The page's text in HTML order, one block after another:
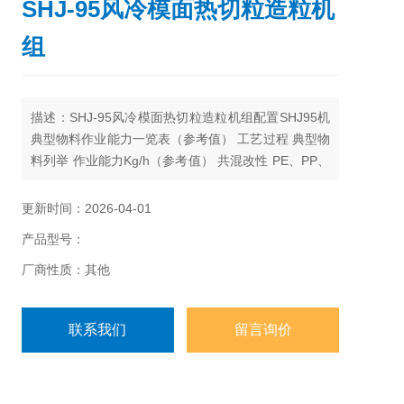
SHJ-95风冷模面热切粒造粒机
组
描述：SHJ-95风冷模面热切粒造粒机组配置SHJ95机
典型物料作业能力一览表（参考值） 工艺过程 典型物
料列举 作业能力Kg/h（参考值） 共混改性 PE、PP、
700-
更新时间：2026-04-01
产品型号：
厂商性质：其他
联系我们 留言询价